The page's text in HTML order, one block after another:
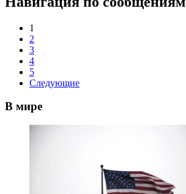
1
2
3
4
5
Следующие
В мире